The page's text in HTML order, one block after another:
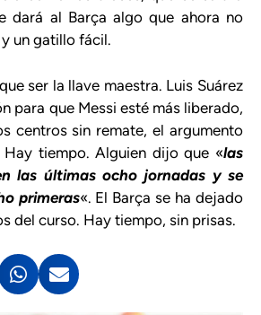
dará al Barça algo que ahora no
un gatillo fácil.
ser la llave maestra. Luis Suárez
para que Messi esté más liberado,
centros sin remate, el argumento
tiempo. Alguien dijo que «las
las últimas ocho jornadas y se
primeras«. El Barça se ha dejado
del curso. Hay tiempo, sin prisas.